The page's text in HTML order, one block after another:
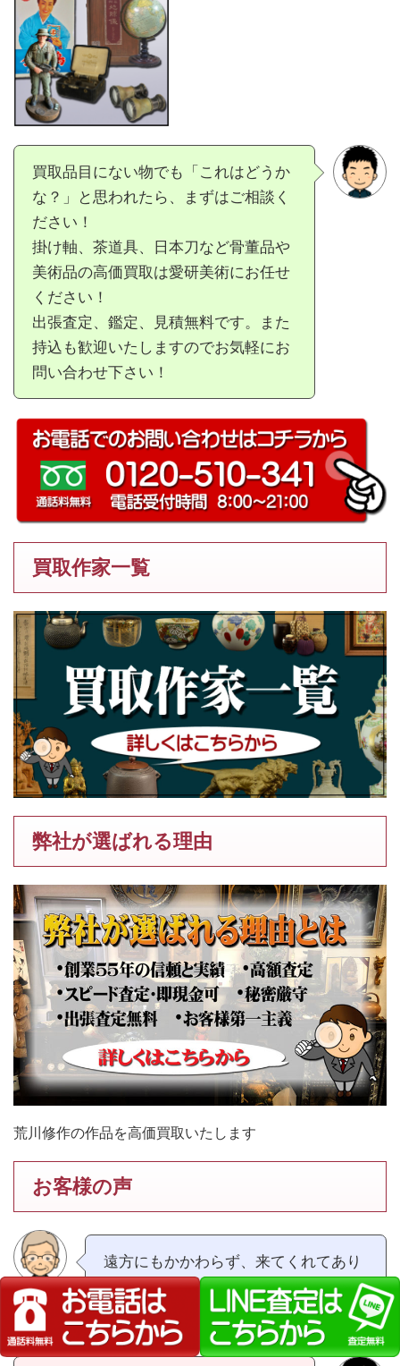
買取品目にない物でも「これはどうか
な？」と思われたら、まずはご相談く
ださい！
掛け軸、茶道具、日本刀など骨董品や
美術品の高価買取は愛研美術にお任せ
ください！
出張査定、鑑定、見積無料です。また
持込も歓迎いたしますのでお気軽にお
問い合わせ下さい！
買取作家一覧
弊社が選ばれる理由
荒川修作の作品を高価買取いたします
お客様の声
遠方にもかかわらず、来てくれてあり
がとう。備前焼の説明が分かり易かっ
た。（広島県70代男性）